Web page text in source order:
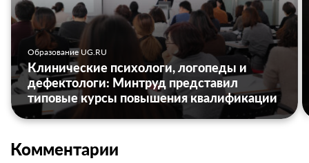
Образование UG.RU
Клинические психологи, логопеды и
дефектологи: Минтруд представил
типовые курсы повышения квалификации
Комментарии